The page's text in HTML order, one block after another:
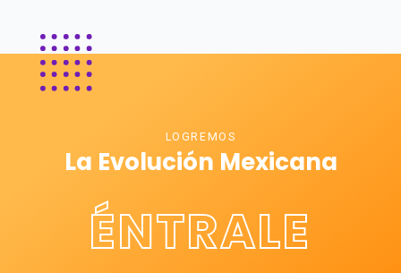
LOGREMOS
La Evolución Mexicana
ÉNTRALE